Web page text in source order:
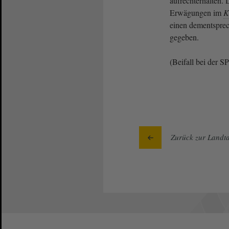
Erwägungen im
einen
gegeben.
(Beifall bei der
Zurück zur